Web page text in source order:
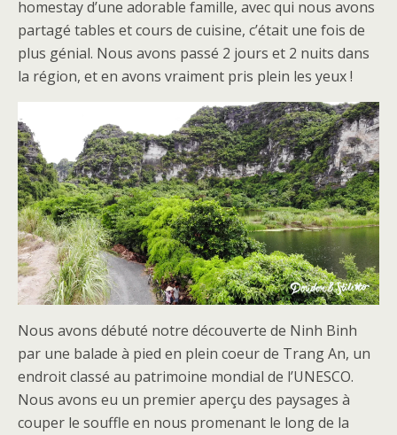
homestay d’une adorable famille, avec qui nous avons
partagé tables et cours de cuisine, c’était une fois de
plus génial. Nous avons passé 2 jours et 2 nuits dans
la région, et en avons vraiment pris plein les yeux !
Nous avons débuté notre découverte de Ninh Binh
par une balade à pied en plein coeur de Trang An, un
endroit classé au patrimoine mondial de l’UNESCO.
Nous avons eu un premier aperçu des paysages à
couper le souffle en nous promenant le long de la